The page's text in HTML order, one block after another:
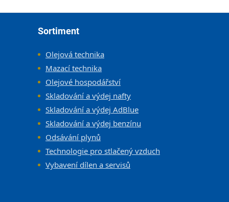
Sortiment
Olejová technika
Mazací technika
Olejové hospodářství
Skladování a výdej nafty
Skladování a výdej AdBlue
Skladování a výdej benzínu
Odsávání plynů
Technologie pro stlačený vzduch
Vybavení dílen a servisů